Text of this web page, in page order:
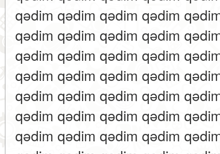
qədim qədim qədim qədim
qədim qədim qədim qədim
qədim qədim qədim qədim
qədim qədim qədim qədim
qədim qədim qədim qədim
qədim qədim qədim qədim
qədim qədim qədim qədim